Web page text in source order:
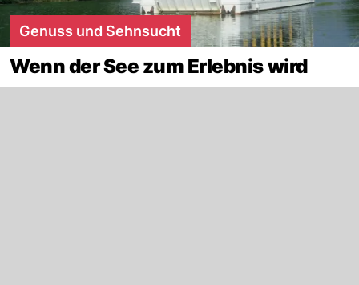
Genuss und Sehnsucht
Wenn der See zum Erlebnis wird